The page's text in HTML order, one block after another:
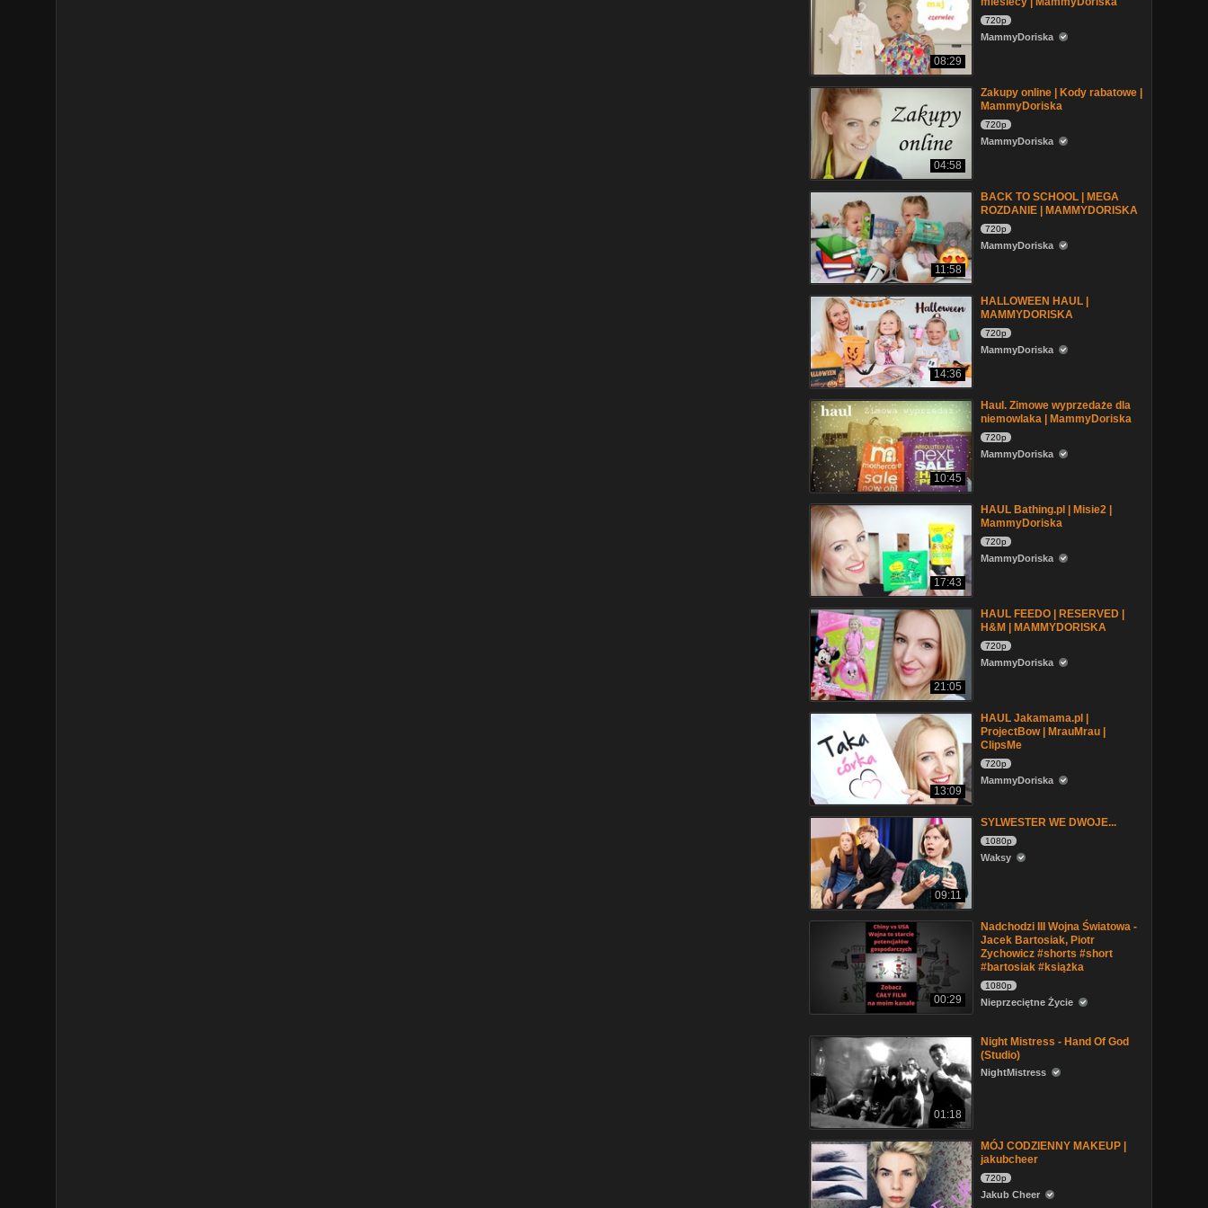
08:29
720p
MammyDoriska
04:58
Zakupy online | Kody rabatowe |
MammyDoriska
720p
MammyDoriska
11:58
BACK TO SCHOOL | MEGA
ROZDANIE | MAMMYDORISKA
720p
MammyDoriska
14:36
HALLOWEEN HAUL |
MAMMYDORISKA
720p
MammyDoriska
10:45
Haul. Zimowe wyprzedaże dla
niemowlaka | MammyDoriska
720p
MammyDoriska
17:43
HAUL Bathing.pl | Misie2 |
MammyDoriska
720p
MammyDoriska
21:05
HAUL FEEDO | RESERVED |
H&M | MAMMYDORISKA
720p
MammyDoriska
13:09
HAUL Jakamama.pl |
ProjectBow | MrauMrau |
ClipsMe
720p
MammyDoriska
09:11
SYLWESTER WE DWOJE...
1080p
Waksy
00:29
Nadchodzi III Wojna Światowa -
Jacek Bartosiak, Piotr
Zychowicz #shorts #short
#bartosiak #książka
1080p
Nieprzeciętne Życie
01:18
Night Mistress - Hand Of God
(Studio)
NightMistress
MÓJ CODZIENNY MAKEUP |
jakubcheer
720p
Jakub Cheer